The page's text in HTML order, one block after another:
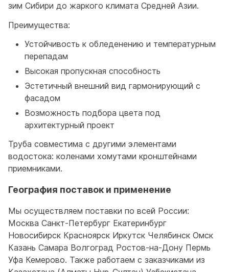
зим Сибири до жаркого климата Средней Азии.
Преимущества:
Устойчивость к обледенению и температурным
перепадам
Высокая пропускная способность
Эстетичный внешний вид гармонирующий с
фасадом
Возможность подбора цвета под
архитектурный проект
Труба совместима с другими элементами
водостока: коленами хомутами кронштейнами
приемниками.
География поставок и применение
Мы осуществляем поставки по всей России:
Москва Санкт-Петербург Екатеринбург
Новосибирск Красноярск Иркутск Челябинск Омск
Казань Самара Волгоград Ростов-на-Дону Пермь
Уфа Кемерово. Также работаем с заказчиками из